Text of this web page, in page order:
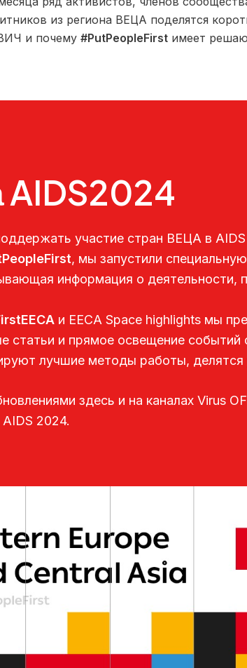
из региона ВЕЦА поделятся
и почему #PutPeopleFirst имеет
участие стран ВЕЦА в
, мы запустили
информация о деятельности,
и EECA Space highlights мы
статьи и прямое освещение
лучшие методы работы,
здесь и на каналах Virus
2024.